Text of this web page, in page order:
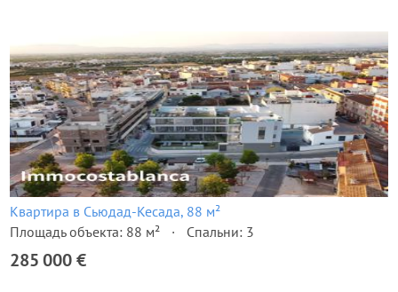
Квартира в Сьюдад-Кесада, 88 м²
Площадь объекта: 88 м²
Спальни: 3
285 000 €